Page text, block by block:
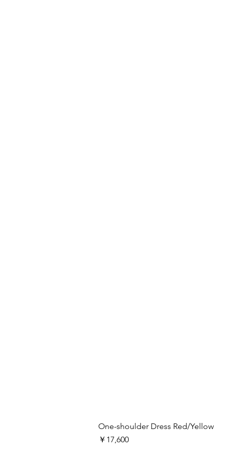
One-shoulder Dress Red/Yellow
価格
￥17,600